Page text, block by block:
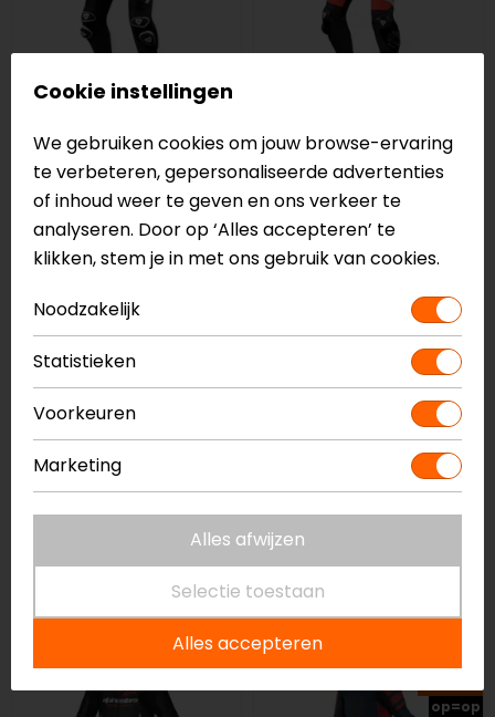
Hyperspeed 3 1-delig
Motorpak
1.099,99
Control Eendelig
Motorpak
1.099,99
op=op
Laguna Seca 6 S/T
Perf 1PC Leren
1.499,00
op=op
One Piece Suit Argon
799,99
-30%
op=op
Cookie instellingen
We gebruiken cookies om jouw browse-ervaring
te verbeteren, gepersonaliseerde advertenties
of inhoud weer te geven en ons verkeer te
analyseren. Door op ‘Alles accepteren’ te
klikken, stem je in met ons gebruik van cookies.
Noodzakelijk
Statistieken
Voorkeuren
Marketing
Alles afwijzen
Selectie toestaan
Alles accepteren